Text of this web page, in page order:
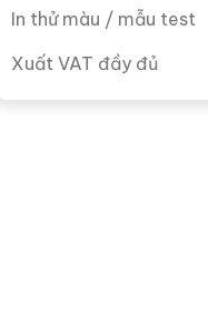
In thử màu / mẫu test
Xuất VAT đầy đủ